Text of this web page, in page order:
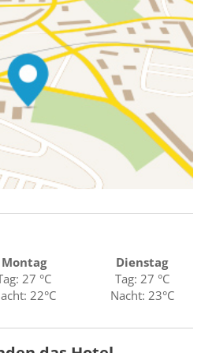
Montag
27 °C
22°C
Dienstag
Tag: 27 °C
Nacht: 23°C